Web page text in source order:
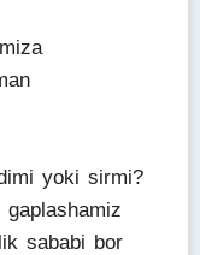
yoki sirmi?
sababi bor